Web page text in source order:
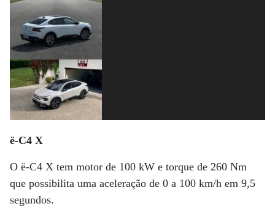
ë-C4 X
O ë-C4 X tem motor de 100 kW e torque de 260 Nm
que possibilita uma aceleração de 0 a 100 km/h em 9,5
segundos.